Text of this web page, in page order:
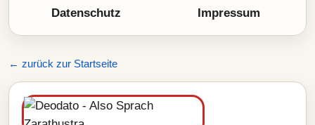
Datenschutz Impressum
← zurück zur Startseite